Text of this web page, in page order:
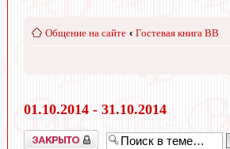
Общение на сайте ‹ Гостевая книга ВВ
01.10.2014 - 31.10.2014
Закрыто